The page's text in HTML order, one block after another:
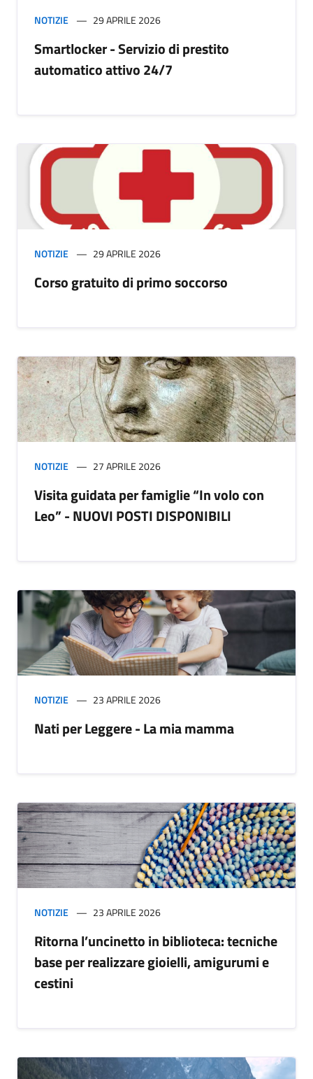
NOTIZIE 29 APRILE 2026
Smartlocker - Servizio di prestito
automatico attivo 24/7
NOTIZIE 29 APRILE 2026
Corso gratuito di primo soccorso
NOTIZIE 27 APRILE 2026
Visita guidata per famiglie “In volo con
Leo” - NUOVI POSTI DISPONIBILI
NOTIZIE 23 APRILE 2026
Nati per Leggere - La mia mamma
NOTIZIE 23 APRILE 2026
Ritorna l’uncinetto in biblioteca: tecniche
base per realizzare gioielli, amigurumi e
cestini